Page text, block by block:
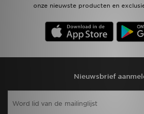
onze nieuwste producten en
Nieuwsbrief
Wie wij zijn